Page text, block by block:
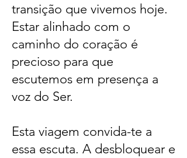
transição que vivemos hoje.
Estar alinhado com o
caminho do coração é
precioso para que
escutemos em presença a
voz do Ser.
Esta viagem convida-te a
essa escuta. A desbloquear e